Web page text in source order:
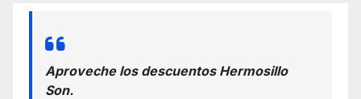
Aproveche los descuentos Hermosillo
Son.